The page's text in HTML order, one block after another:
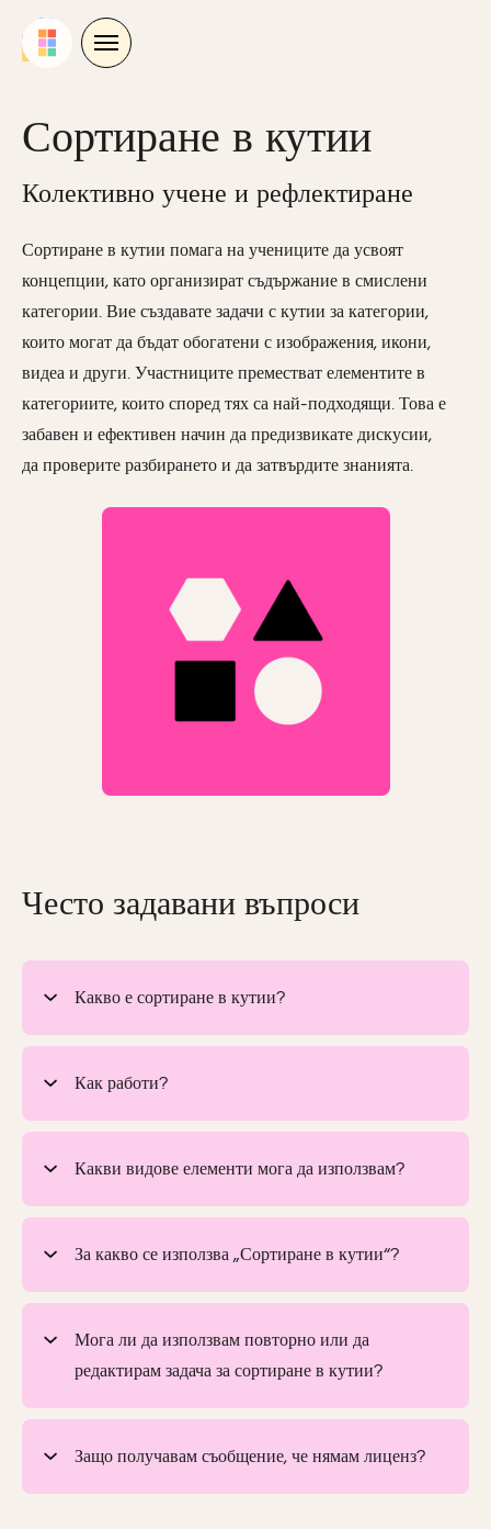
Сортиране в кутии
Колективно учене и рефлектиране
Сортиране в кутии помага на учениците да усвоят
концепции, като организират съдържание в смислени
категории. Вие създавате задачи с кутии за категории,
които могат да бъдат обогатени с изображения, икони,
видеа и други. Участниците преместват елементите в
категориите, които според тях са най-подходящи. Това е
забавен и ефективен начин да предизвикате дискусии,
да проверите разбирането и да затвърдите знанията.
Често задавани въпроси
Какво е сортиране в кутии?
Как работи?
Какви видове елементи мога да използвам?
За какво се използва „Сортиране в кутии“?
Мога ли да използвам повторно или да
редактирам задача за сортиране в кутии?
Защо получавам съобщение, че нямам лиценз?